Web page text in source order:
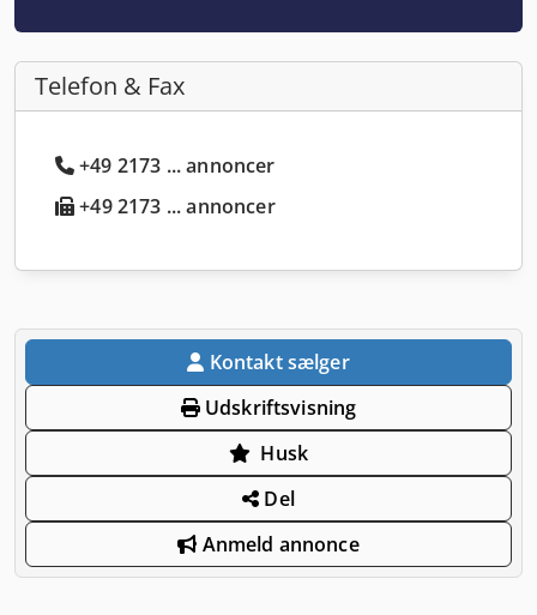
Telefon & Fax
+49 2173 ... annoncer
+49 2173 ... annoncer
Kontakt sælger
Udskriftsvisning
Husk
Del
Anmeld annonce